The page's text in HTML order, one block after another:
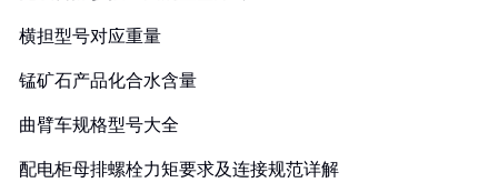
横担型号对应重量
锰矿石产品化合水含量
曲臂车规格型号大全
配电柜母排螺栓力矩要求及连接规范详解